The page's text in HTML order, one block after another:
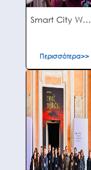
Smart City World Congress Barcelona 2025
Περισσότερα>>